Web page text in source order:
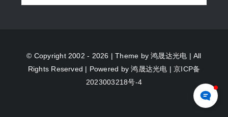
© Copyright 2002 - 2026 | Theme by鸿晟达光电 | All
Rights Reserved | Powered by鸿晟达光电 |京ICP备
2023003218号-4